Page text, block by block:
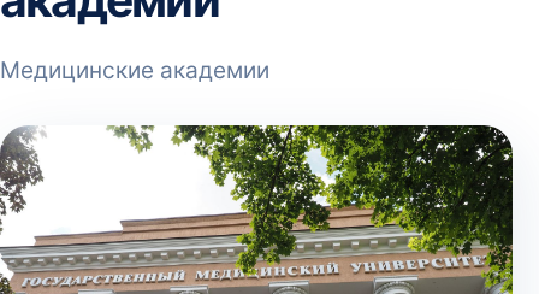
Медицинские академии